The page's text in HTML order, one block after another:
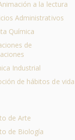
a la lectura
Administrativos
Química
de
Industrial
de hábitos de vida
de Arte
de Biología